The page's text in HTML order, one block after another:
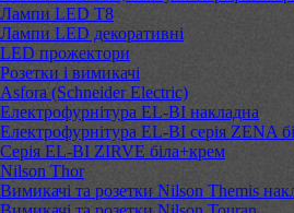
Лампи LED Т8
Лампи LED декоративні
LED прожектори
Розетки і вимикачі
Asfora (Schneider Electric)
Електрофурнітура EL-BI накладна
Електрофурнітура EL-BI серія ZENA
Серія EL-BI ZIRVE біла+крем
Nilson Thor
Вимикачі та розетки Nilson Themis